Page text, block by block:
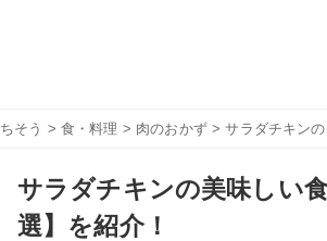
ちそう > 食・料理 > 肉のおかず> サラダチキンの
サラダチキンの美味しい
選】を紹介！